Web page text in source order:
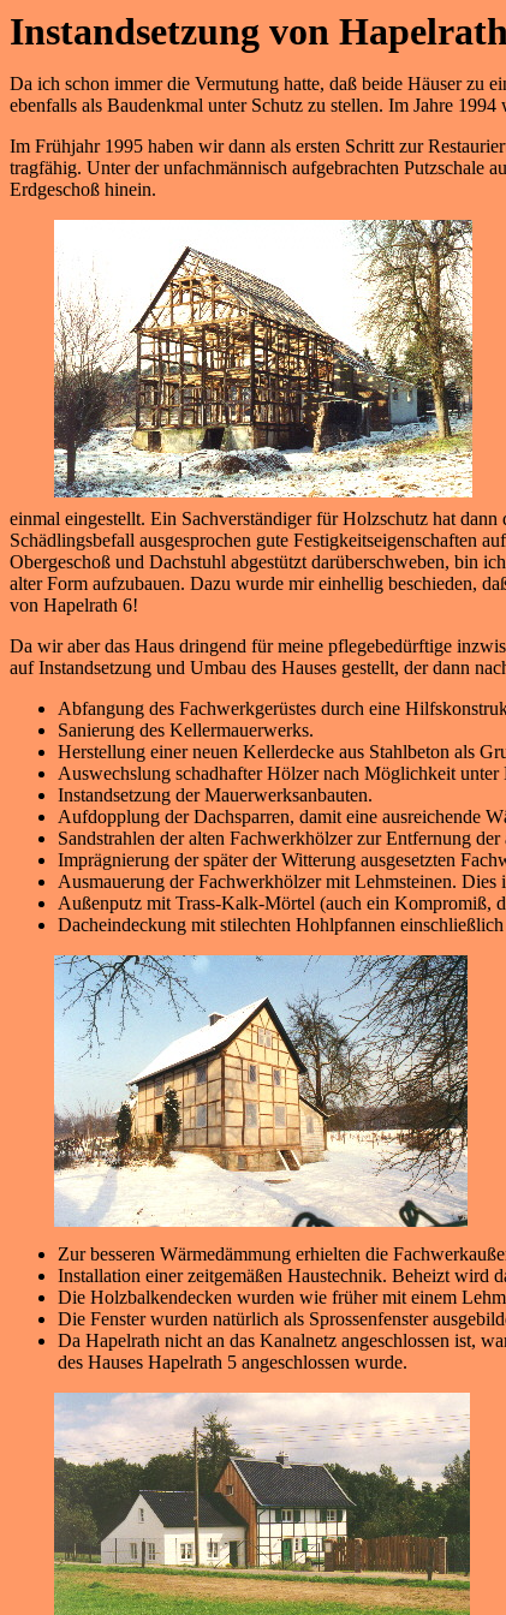
Instandsetzung von
Da ich schon immer die Vermutung hatte, daß beide Häuser zu
ebenfalls als Baudenkmal unter Schutz zu stellen. Im Jahre
Im Frühjahr 1995 haben wir dann als ersten Schritt zur
tragfähig. Unter der unfachmännisch aufgebrachten Putzschale
Erdgeschoß hinein.
einmal eingestellt. Ein Sachverständiger für Holzschutz hat
Schädlingsbefall ausgesprochen gute Festigkeitseigenschaften
Obergeschoß und Dachstuhl abgestützt darüberschweben, bin
alter Form aufzubauen. Dazu wurde mir einhellig beschieden,
von Hapelrath 6!
Da wir aber das Haus dringend für meine pflegebedürftige
auf Instandsetzung und Umbau des Hauses gestellt, der dann
Abfangung des Fachwerkgerüstes durch eine
Sanierung des Kellermauerwerks.
Herstellung einer neuen Kellerdecke aus Stahlbeton als
Auswechslung schadhafter Hölzer nach Möglichkeit
Instandsetzung der Mauerwerksanbauten.
Aufdopplung der Dachsparren, damit eine ausreichende
Sandstrahlen der alten Fachwerkhölzer zur Entfernung
Imprägnierung der später der Witterung ausgesetzten
Ausmauerung der Fachwerkhölzer mit Lehmsteinen.
Außenputz mit Trass-Kalk-Mörtel (auch ein Kompromiß,
Dacheindeckung mit stilechten Hohlpfannen
Zur besseren Wärmedämmung erhielten die
Installation einer zeitgemäßen Haustechnik. Beheizt wird
Die Holzbalkendecken wurden wie früher mit einem
Die Fenster wurden natürlich als Sprossenfenster
Da Hapelrath nicht an das Kanalnetz angeschlossen ist,
des Hauses Hapelrath 5 angeschlossen wurde.